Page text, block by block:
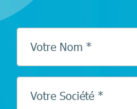
Votre Nom *
Votre Société *